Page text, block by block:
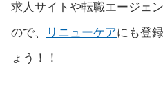
求人サイトや転職エージェ
ので、
リニューケアにも登
ょう！！